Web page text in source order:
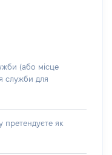
(або місце
служби для
претендуєте як